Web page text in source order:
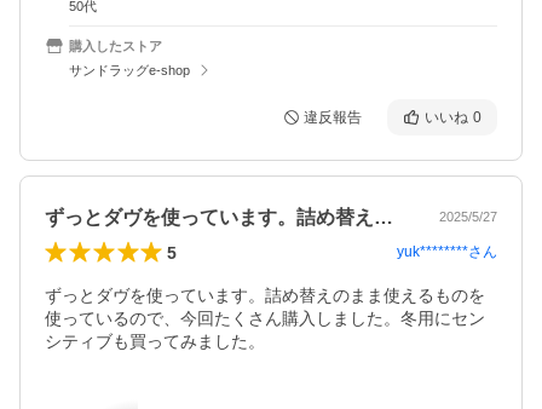
50代
購入したストア
サンドラッグe-shop
違反報告 いいね 0
ずっとダヴを使っています。詰め替えのま… 2025/5/27
5 yuk********さん
ずっとダヴを使っています。詰め替えのまま使えるものを
使っているので、今回たくさん購入しました。冬用にセン
シティブも買ってみました。